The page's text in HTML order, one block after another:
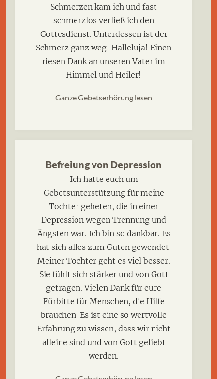
Schmerzen kam ich und fast
schmerzlos verließ ich den
Gottesdienst. Unterdessen ist der
Schmerz ganz weg! Halleluja! Einen
riesen Dank an unseren Vater im
Himmel und Heiler!
Ganze Gebetserhörung lesen
Befreiung von Depression
Ich hatte euch um
Gebetsunterstützung für meine
Tochter gebeten, die in einer
Depression wegen Trennung und
Ängsten war. Ich bin so dankbar. Es
hat sich alles zum Guten gewendet.
Meiner Tochter geht es viel besser.
Sie fühlt sich stärker und von Gott
getragen. Vielen Dank für eure
Fürbitte für Menschen, die Hilfe
brauchen. Es ist eine so wertvolle
Erfahrung zu wissen, dass wir nicht
alleine sind und von Gott geliebt
werden.